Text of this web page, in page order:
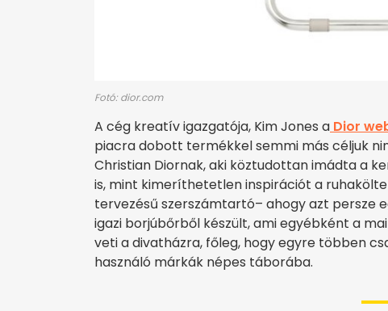
Fotó: dior.com
A cég kreatív igazgatója, Kim Jones a Dior
piacra dobott termékkel semmi más céljuk
Christian Diornak, aki köztudottan imádta a
is, mint kimeríthetetlen inspirációt a
tervezésű szerszámtartó– ahogy azt persze
igazi borjúbőrből készült, ami egyébként a
veti a divatházra, főleg, hogy egyre többen
használó márkák népes táborába.